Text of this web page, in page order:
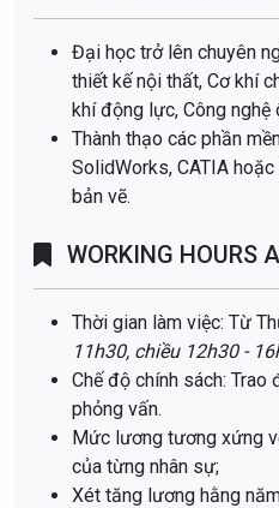
Đại học trở lên chuyên
thiết kế nội thất, Cơ khí
khí động lực, Công nghệ
Thành thạo các phần
SolidWorks, CATIA
bản vẽ.
WORKING HOURS
Thời gian làm việc: Từ
11h30, chiều 12h30 -
Chế độ chính sách:
phỏng vấn.
Mức lương tương xứng
của từng nhân sự;
Xét tăng lương hằng